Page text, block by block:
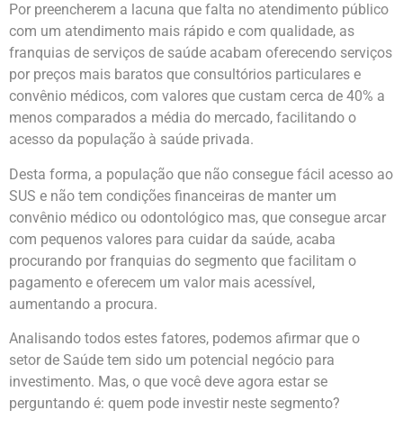
Por preencherem a lacuna que falta no atendimento público
com um atendimento mais rápido e com qualidade, as
franquias de serviços de saúde acabam oferecendo serviços
por preços mais baratos que consultórios particulares e
convênio médicos, com valores que custam cerca de 40% a
menos comparados a média do mercado, facilitando o
acesso da população à saúde privada.
Desta forma, a população que não consegue fácil acesso ao
SUS e não tem condições financeiras de manter um
convênio médico ou odontológico mas, que consegue arcar
com pequenos valores para cuidar da saúde, acaba
procurando por franquias do segmento que facilitam o
pagamento e oferecem um valor mais acessível,
aumentando a procura.
Analisando todos estes fatores, podemos afirmar que o
setor de Saúde tem sido um potencial negócio para
investimento. Mas, o que você deve agora estar se
perguntando é: quem pode investir neste segmento?